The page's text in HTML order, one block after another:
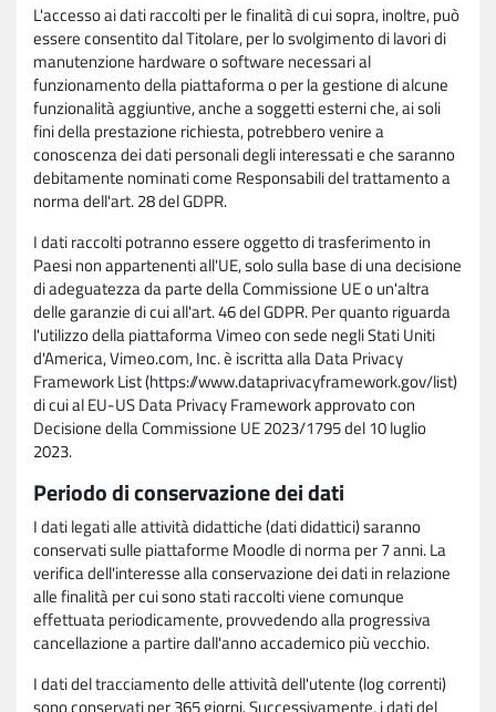
L'accesso ai dati raccolti per le finalità di cui sopra, inoltre, può
essere consentito dal Titolare, per lo svolgimento di lavori di
manutenzione hardware o software necessari al
funzionamento della piattaforma o per la gestione di alcune
funzionalità aggiuntive, anche a soggetti esterni che, ai soli
fini della prestazione richiesta, potrebbero venire a
conoscenza dei dati personali degli interessati e che saranno
debitamente nominati come Responsabili del trattamento a
norma dell'art. 28 del GDPR.
I dati raccolti potranno essere oggetto di trasferimento in
Paesi non appartenenti all'UE, solo sulla base di una decisione
di adeguatezza da parte della Commissione UE o un'altra
delle garanzie di cui all'art. 46 del GDPR. Per quanto riguarda
l'utilizzo della piattaforma Vimeo con sede negli Stati Uniti
d'America, Vimeo.com, Inc. è iscritta alla Data Privacy
Framework List (https://www.dataprivacyframework.gov/list)
di cui al EU-US Data Privacy Framework approvato con
Decisione della Commissione UE 2023/1795 del 10 luglio
2023.
Periodo di conservazione dei dati
I dati legati alle attività didattiche (dati didattici) saranno
conservati sulle piattaforme Moodle di norma per 7 anni. La
verifica dell'interesse alla conservazione dei dati in relazione
alle finalità per cui sono stati raccolti viene comunque
effettuata periodicamente, provvedendo alla progressiva
cancellazione a partire dall'anno accademico più vecchio.
I dati del tracciamento delle attività dell'utente (log correnti)
sono conservati per 365 giorni. Successivamente, i dati del